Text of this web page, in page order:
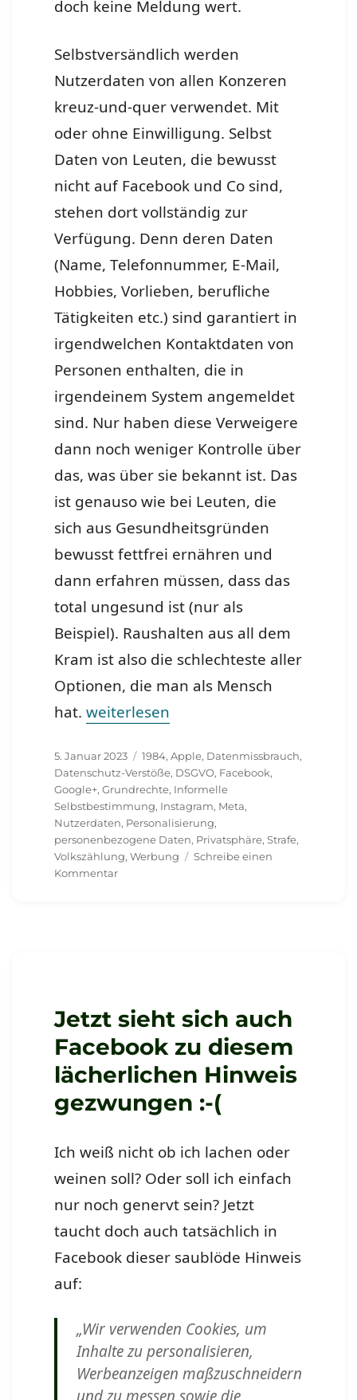
doch keine Meldung wert.
Selbstversändlich werden
Nutzerdaten von allen Konzeren
kreuz-und-quer verwendet. Mit
oder ohne Einwilligung. Selbst
Daten von Leuten, die bewusst
nicht auf Facebook und Co sind,
stehen dort vollständig zur
Verfügung. Denn deren Daten
(Name, Telefonnummer, E-Mail,
Hobbies, Vorlieben, berufliche
Tätigkeiten etc.) sind garantiert in
irgendwelchen Kontaktdaten von
Personen enthalten, die in
irgendeinem System angemeldet
sind. Nur haben diese Verweigere
dann noch weniger Kontrolle über
das, was über sie bekannt ist. Das
ist genauso wie bei Leuten, die
sich aus Gesundheitsgründen
bewusst fettfrei ernähren und
dann erfahren müssen, dass das
total ungesund ist (nur als
Beispiel). Raushalten aus all dem
Kram ist also die schlechteste aller
Optionen, die man als Mensch
hat.„Meta verstösst gegen EU-
weiterlesen
Veröffentlicht
am
5. Januar 2023 Schlagwörter
1984,Apple, Datenmissbrauch,
Datenschutz-Verstöße, DSGVO, Facebook,
Google+,Grundrechte, Informelle
Selbstbestimmung, Instagram, Meta,
Nutzerdaten, Personalisierung,
personenbezogene Daten, Privatsphäre,Strafe,
Volkszählung,Werbung
Schreibe einen
Kommentarzu
geht
die
Sonne
auf
Jetzt sieht sich auch
Facebook zu diesem
lächerlichen Hinweis
gezwungen :-(
Ich weiß nicht ob ich lachen oder
weinen soll? Oder soll ich einfach
nur noch genervt sein? Jetzt
taucht doch auch tatsächlich in
Facebook dieser saublöde Hinweis
auf:
„Wir verwenden Cookies, um
Inhalte zu personalisieren,
Werbeanzeigen maßzuschneidern